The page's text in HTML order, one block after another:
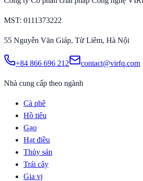
MST: 0111373222
55 Nguyễn Văn Giáp, Từ Liêm, Hà Nội
+84 866 696 212 contact@virfq.com
Nhà cung cấp theo ngành
Cà phê
Hồ tiêu
Gạo
Hạt điều
Thủy sản
Trái cây
Gia vị